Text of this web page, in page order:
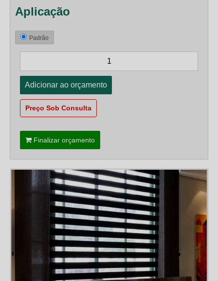
Aplicação
Padrão
Preço Sob Consulta
Finalizar orçamento